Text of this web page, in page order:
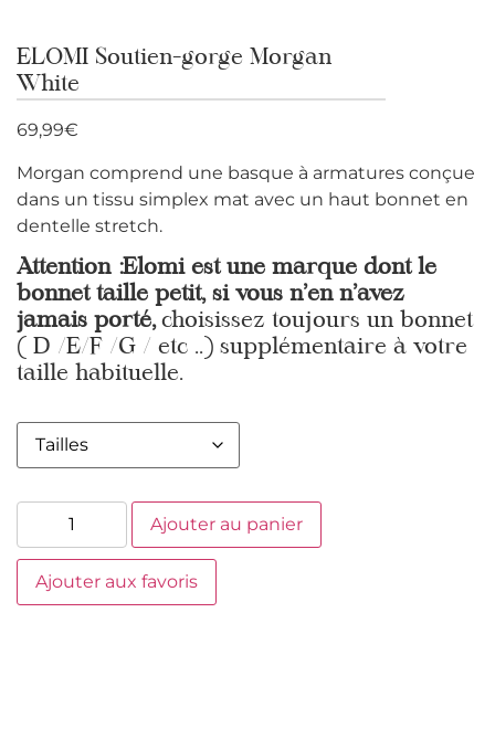
ELOMI Soutien-gorge Morgan
White
69,99€
Morgan comprend une basque à armatures conçue
dans un tissu simplex mat avec un haut bonnet en
dentelle stretch.
Attention :Elomi est une marque dont le
bonnet taille petit, si vous n’en n’avez
jamais porté, choisissez toujours un bonnet
( D /E/F /G / etc ..) supplémentaire à votre
taille habituelle.
Ajouter au panier
Ajouter aux favoris